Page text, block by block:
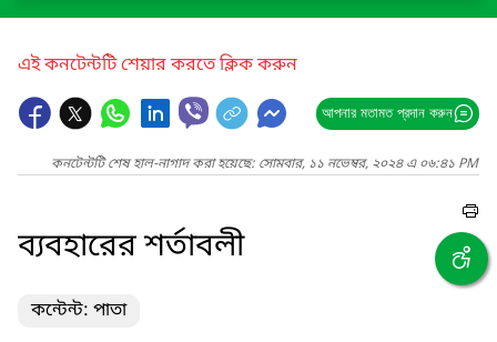
এই কনটেন্টটি শেয়ার করতে ক্লিক করুন
আপনার মতামত প্রদান করুন
কনটেন্টটি শেষ হাল-নাগাদ করা হয়েছে: সোমবার, ১১ নভেম্বর, ২০২৪ এ ০৬:৪১ PM
ব্যবহারের শর্তাবলী
কন্টেন্ট: পাতা